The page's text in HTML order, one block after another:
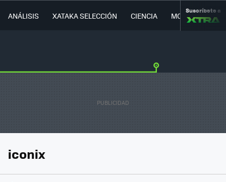
ANÁLISIS XATAKA SELECCIÓN CIENCIA MOVILIDAD
Suscríbete a
iconix